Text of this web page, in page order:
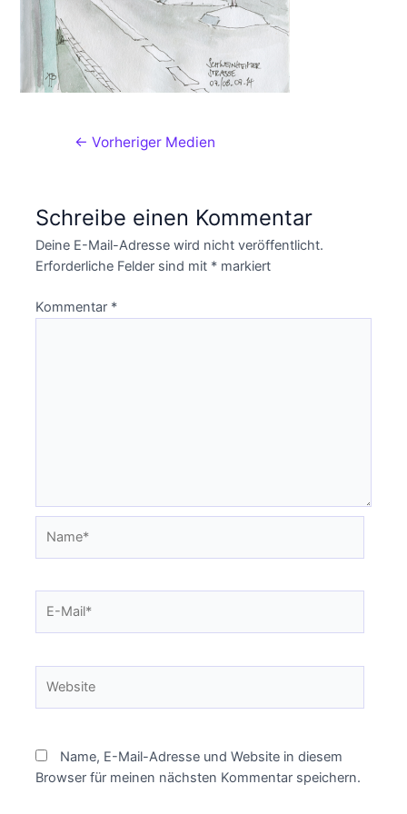
← Vorheriger Medien
Schreibe einen Kommentar
Deine E-Mail-Adresse wird nicht veröffentlicht.
Erforderliche Felder sind mit * markiert
Kommentar *
Mail*
Name, E-Mail-Adresse und Website in diesem
Browser für meinen nächsten Kommentar speichern.